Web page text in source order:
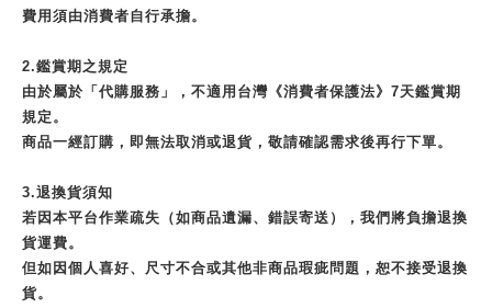
費用須由消費者自行承擔。
2.鑑賞期之規定
由於屬於「代購服務」，不適用台灣《消費者保護法》7天鑑賞期
規定。
商品一經訂購，即無法取消或退貨，敬請確認需求後再行下單。
3.退換貨須知
若因本平台作業疏失（如商品遺漏、錯誤寄送），我們將負擔退換
貨運費。
但如因個人喜好、尺寸不合或其他非商品瑕疵問題，恕不接受退換
貨。